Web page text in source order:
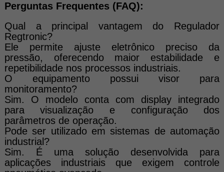
Perguntas Frequentes (FAQ):
Qual a principal vantagem do Regulador
Regtronic?
Ele permite ajuste eletrônico preciso da
pressão, oferecendo maior estabilidade e
repetibilidade nos processos industriais.
O equipamento possui visor para
monitoramento?
Sim. O modelo conta com display integrado
para visualização e configuração dos
parâmetros de operação.
Pode ser utilizado em sistemas de automação
industrial?
Sim. É uma solução desenvolvida para
aplicações industriais que exigem controle